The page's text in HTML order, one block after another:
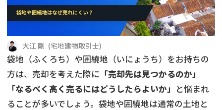
再建築不可 底地
借地
ゴミ屋敷 任意売却
リースバック
不動産売却 再建築不可物件
共有持分
訳あり不動産 不動産投資
土地売却 不動産相続
業者を探す
大江 剛 (宅地建物取引士)
袋地（ふくろち）や囲繞地（いにょうち）をお持ちの
方は、売却を考えた際に 「売却先は見つかるのか」
「なるべく高く売るにはどうしたらよいか」 と悩まれ
ることが多いでしょう。袋地や囲繞地は通常の土地と